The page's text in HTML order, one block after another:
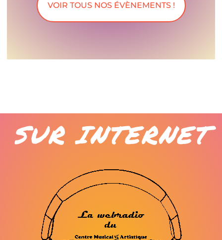
VOIR TOUS NOS ÉVÈNEMENTS !
SUR INTERNET